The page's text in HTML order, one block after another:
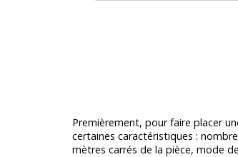
Premièrement, pour faire placer
certaines caractéristiques :
mètres carrés de la pièce, mode